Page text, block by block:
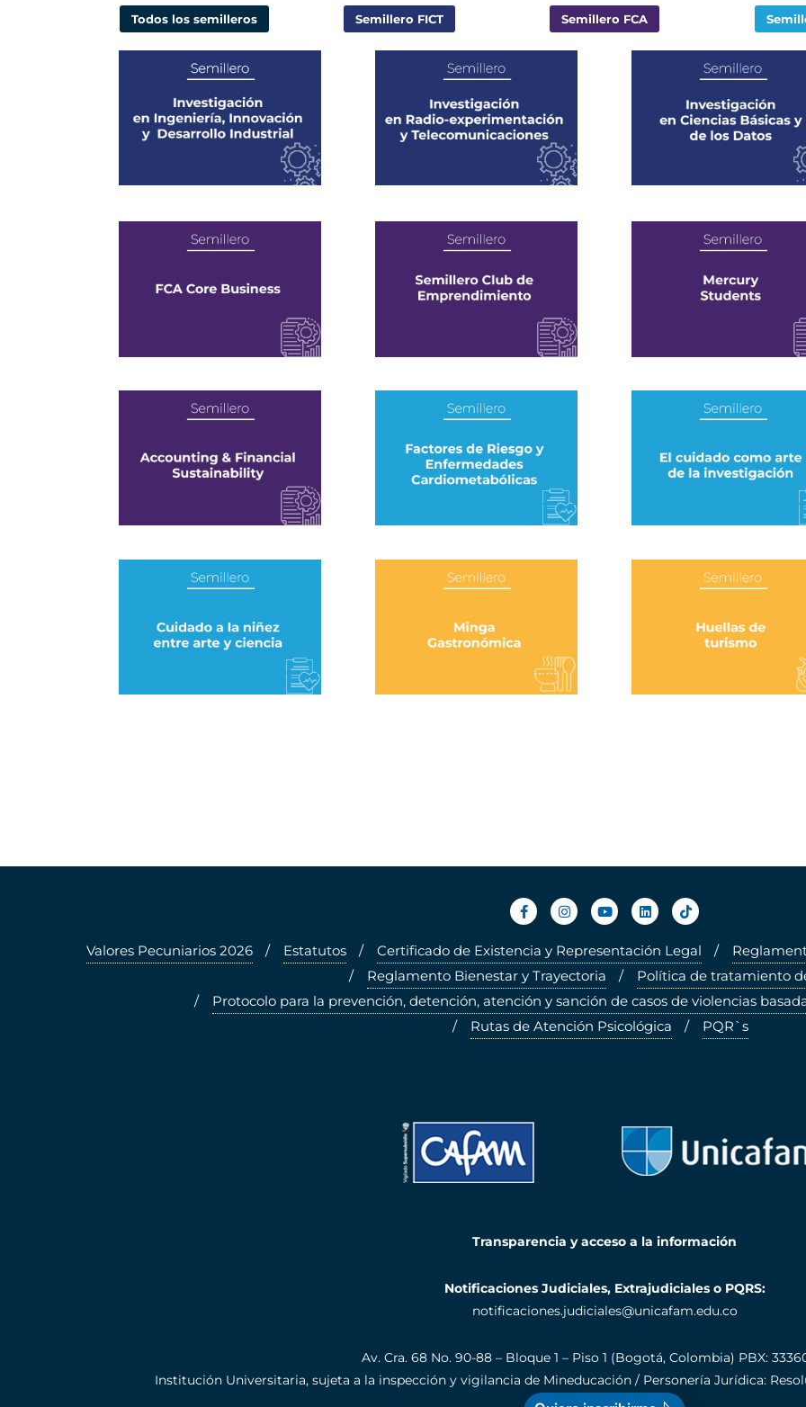
Todos los semilleros Semillero FICT Semillero FCA
Valores Pecuniarios 2026 Estatutos Certificado de Existencia y Representación Legal
Reglamento Bienestar y Trayectoria
Política de tratamiento
Protocolo para la prevención, detención, atención y sanción de casos de violencias
Rutas de Atención Psicológica
PQR`s
Transparencia y acceso a la información
Notificaciones Judiciales, Extrajudiciales o PQRS:
notificaciones.judiciales@unicafam.edu.co
Av. Cra. 68 No. 90-88 – Bloque 1 – Piso 1 (Bogotá, Colombia) PBX:
Institución Universitaria, sujeta a la inspección y vigilancia de Mineducación / Personería Jurídica: